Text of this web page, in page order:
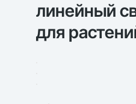
линейный
для